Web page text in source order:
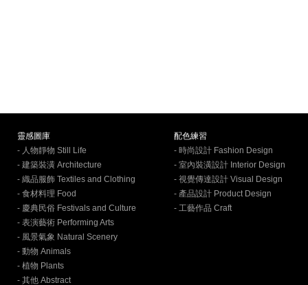
靈感圖庫
- 人物靜物 Still Life
- 建築裝潢 Architecture
- 織品服飾 Textiles and Clothing
- 食材料理 Food
- 慶典民俗 Festivals and Culture
- 表演藝術 Performing Arts
- 風景氣象 Natural Scenery
- 動物 Animals
- 植物 Plants
- 其他 Abstract
配色練習
- 時尚設計 Fashion Design
- 室內裝潢設計 Interior Design
- 視覺傳達設計 Visual Design
- 產品設計 Product Design
- 工藝作品 Craft